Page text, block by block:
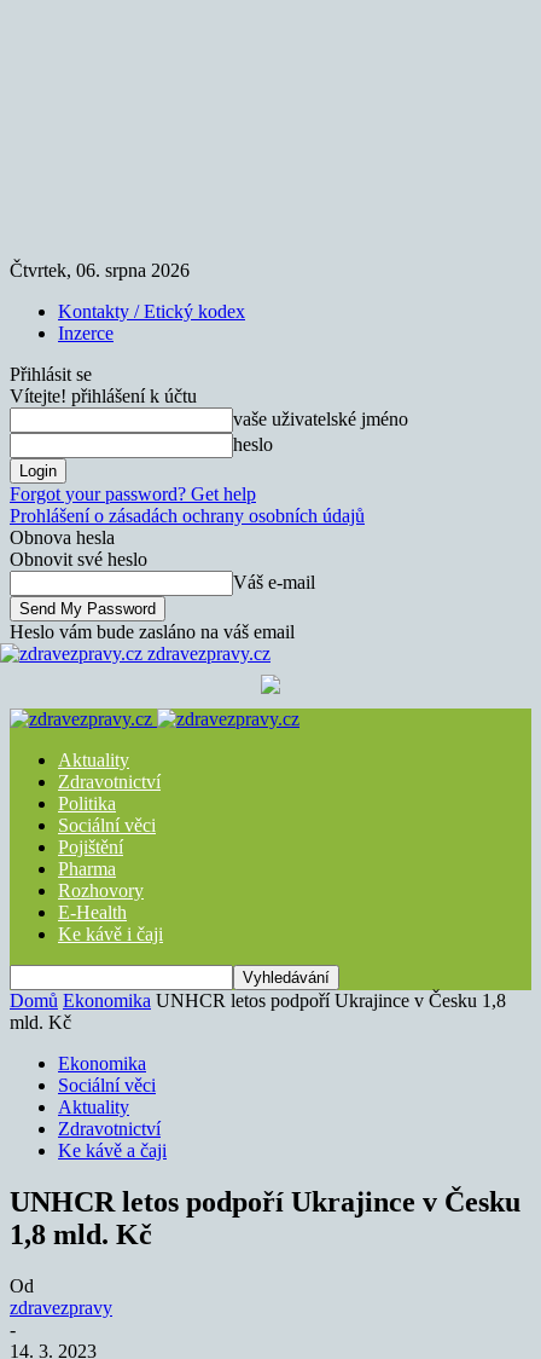
Čtvrtek, 06. srpna 2026
Kontakty / Etický kodex
Inzerce
Přihlásit se
Vítejte! přihlášení k účtu
vaše uživatelské jméno
heslo
Forgot your password? Get help
Prohlášení o zásadách ochrany osobních údajů
Obnova hesla
Obnovit své heslo
Váš e-mail
Heslo vám bude zasláno na váš email
zdravezpravy.cz
Aktuality
Zdravotnictví
Politika
Sociální věci
Pojištění
Pharma
Rozhovory
E-Health
Ke kávě i čaji
Domů Ekonomika UNHCR letos podpoří Ukrajince v Česku 1,8
mld. Kč
Ekonomika
Sociální věci
Aktuality
Zdravotnictví
Ke kávě a čaji
UNHCR letos podpoří Ukrajince v Česku
1,8 mld. Kč
Od
zdravezpravy
-
14. 3. 2023